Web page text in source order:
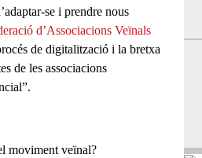
se i prendre nous
d’Associacions Veïnals
de digitalització i la bretxa
de les associacions
”.
moviment veïnal?